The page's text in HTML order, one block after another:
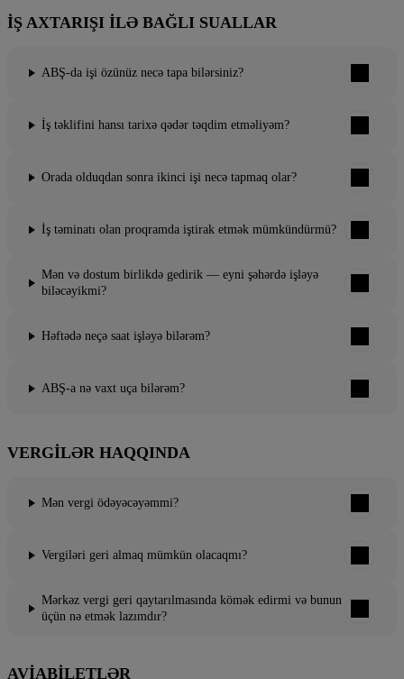
İŞ AXTARIŞI ILƏ BAĞLI SUALLAR
ABŞ-da işi özünüz necə tapa bilərsiniz?
İş təklifini hansı tarixə qədər təqdim etməliyəm?
Orada olduqdan sonra ikinci işi necə tapmaq olar?
İş təminatı olan proqramda iştirak etmək mümkündürmü?
Mən və dostum birlikdə gedirik — eyni şəhərdə işləyə
biləcəyikmi?
Həftədə neçə saat işləyə bilərəm?
ABŞ-a nə vaxt uça bilərəm?
VERGILƏR HAQQINDA
Mən vergi ödəyəcəyəmmi?
Vergiləri geri almaq mümkün olacaqmı?
Mərkəz vergi geri qaytarılmasında kömək edirmi və bunun
üçün nə etmək lazımdır?
AVIABILETLƏR